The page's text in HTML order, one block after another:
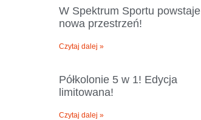
W Spektrum Sportu powstaje
nowa przestrzeń!
Czytaj dalej »
Półkolonie 5 w 1! Edycja
limitowana!
Czytaj dalej »